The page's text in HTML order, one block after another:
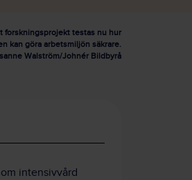
forskningsprojekt testas nu hur
kan göra arbetsmiljön säkrare.
Walström/Johnér Bildbyrå
intensivvård